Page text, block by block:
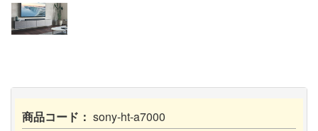
商品コード： sony-ht-a7000